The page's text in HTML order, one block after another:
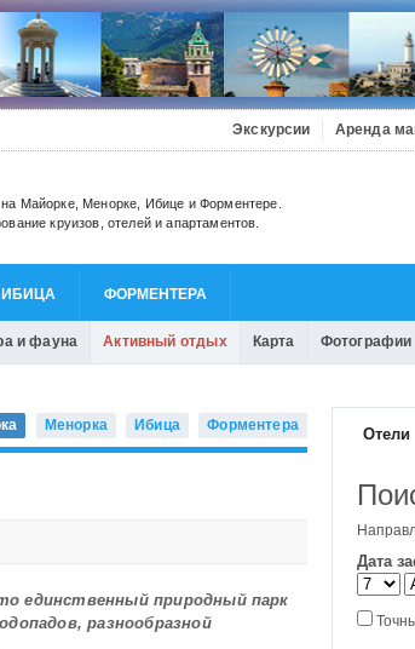
Экскурсии Аренда
Майорке, Менорке, Ибице и Форментере.
круизов, отелей и апартаментов.
ИБИЦА ФОРМЕНТЕРА
и фауна Активный отдых Карта Фотографии
Менорка Ибица Форментера
единственный природный парк
разнообразной
Отели